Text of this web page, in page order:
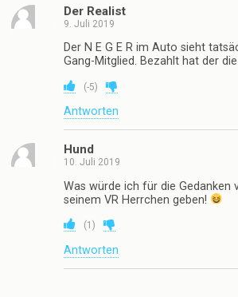
Der Realist
9. Juli 2019
Der N E G E R im Auto sieht
Gang-Mitglied. Bezahlt hat der
(-5)
Antworten
Hund
10. Juli 2019
Was würde ich für die Gedanken
seinem VR Herrchen geben!
(1 )
Antworten